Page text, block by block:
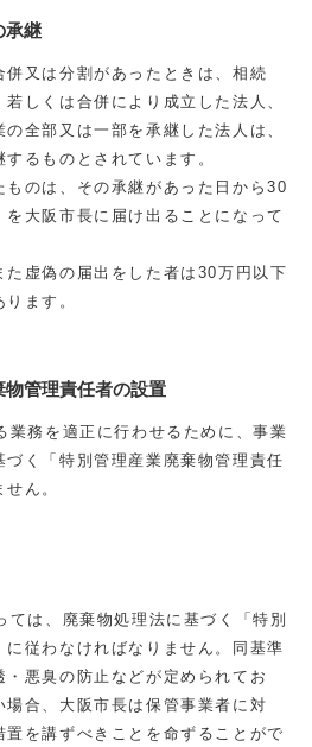
承継
又は分割があったときは、相続
しくは合併により成立した法人、
全部又は一部を承継した法人は、
るものとされています。
のは、その承継があった日から30
を大阪市長に届け出ることになって
た虚偽の届出をした者は30万円以下
ます。
物管理責任者の設置
業務を適正に行わせるために、事業
く「特別管理産業廃棄物管理責任
ん。
ては、廃棄物処理法に基づく「特別
従わなければなりません。同基準
悪臭の防止などが定められてお
場合、大阪市長は保管事業者に対
置を講ずべきことを命ずることがで